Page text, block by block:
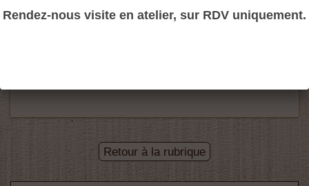
Retour à la rubrique
Rendez-nous visite en atelier, sur RDV uniquement.